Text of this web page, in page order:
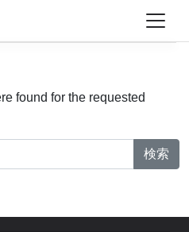
found for the requested
検索